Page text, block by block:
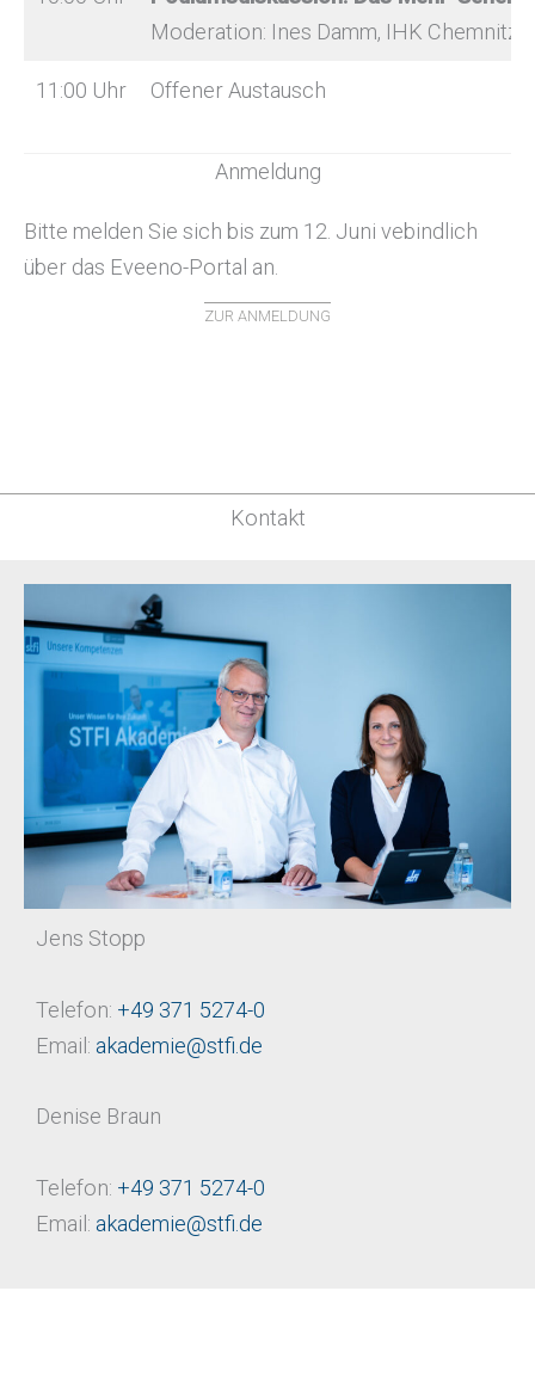
Moderation: Ines Damm, IHK Chemnitz,
11:00 Uhr Offener Austausch
Anmeldung
Bitte melden Sie sich bis zum 12. Juni vebindlich
über das Eveeno-Portal an.
ZUR ANMELDUNG
Kontakt
Jens Stopp
Telefon: +49 371 5274-0
Email: akademie@stfi.de
Denise Braun
Telefon: +49 371 5274-0
Email: akademie@stfi.de